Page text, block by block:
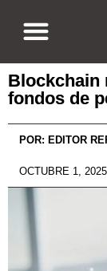
Blockchain
fondos de
POR: EDITOR
OCTUBRE 1, 2025